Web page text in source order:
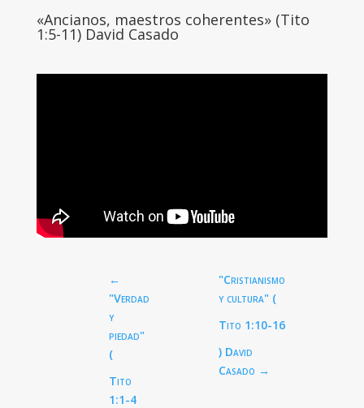
«Ancianos, maestros coherentes» (Tito
1:5-11) David Casado
←
"Verdad
y
piedad"
(
Tito
1:1-4
"Cristianismo
y cultura" (
Tito 1:10-16
) David
Casado →